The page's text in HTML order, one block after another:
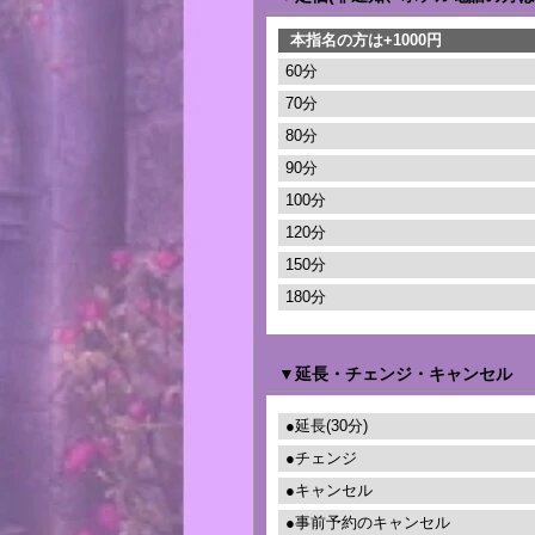
本指名の方は+1000円
60分
70分
80分
90分
100分
120分
150分
180分
▼延長・チェンジ・キャンセル
●延長(30分)
●チェンジ
●キャンセル
●事前予約のキャンセル